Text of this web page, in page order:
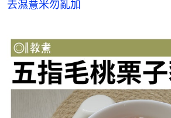
去濕薏米勿亂加